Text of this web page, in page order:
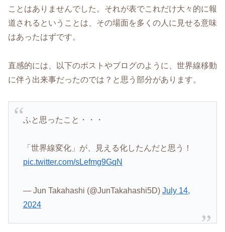
ことはありませんでした。それが表でこれだけ大々的に報
道されるということは、その場面を多くの人に見せる意味
はあったはずです。
直感的には、以下のポストやブログのように、世界線移動
に伴う出来事だったのでは？と思う部分があります。
ふと思ったこと・・・
「世界線変化」が、見える化したんだと思う！
pic.twitter.com/sLefmg9GqN
— Jun Takahashi (@JunTakahashi5D) July 14,
2024